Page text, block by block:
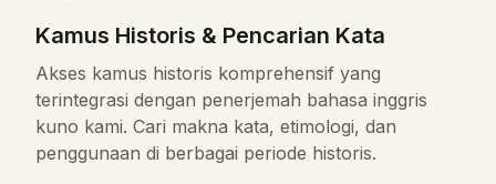
Kamus Historis & Pencarian Kata
Akses kamus historis komprehensif yang
terintegrasi dengan penerjemah bahasa inggris
kuno kami. Cari makna kata, etimologi, dan
penggunaan di berbagai periode historis.